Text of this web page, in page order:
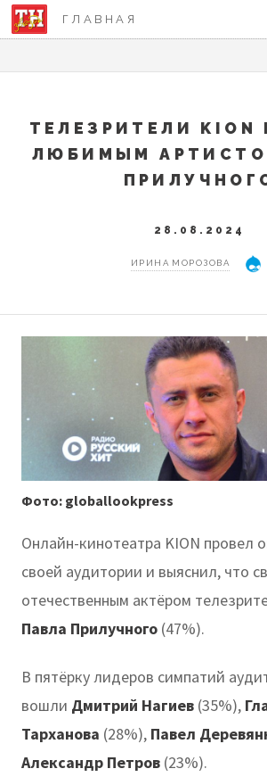
ГЛАВНАЯ
ТЕЛЕЗРИТЕЛИ KION
ЛЮБИМЫМ
28.08.2024
ИРИНА МОРОЗОВА
Фото: globallookpress
Онлайн-кинотеатра KION провел
своей аудитории и выяснил, что
отечественным актёром
Павла Прилучного (47%).
В пятёрку лидеров симпатий
вошли Дмитрий Нагиев (35%),
Тарханова (28%), Павел
Александр Петров (23%).